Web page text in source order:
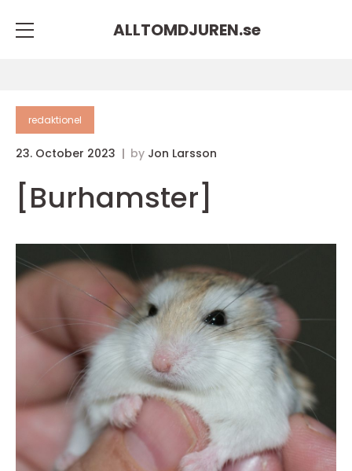
ALLTOMDJUREN.se
redaktionel
23. October 2023 by Jon Larsson
[Burhamster]